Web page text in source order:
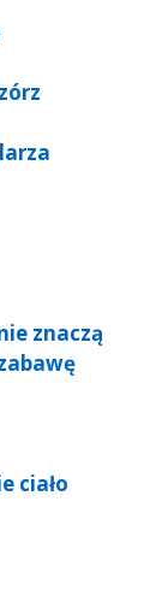
znaczą
ciało